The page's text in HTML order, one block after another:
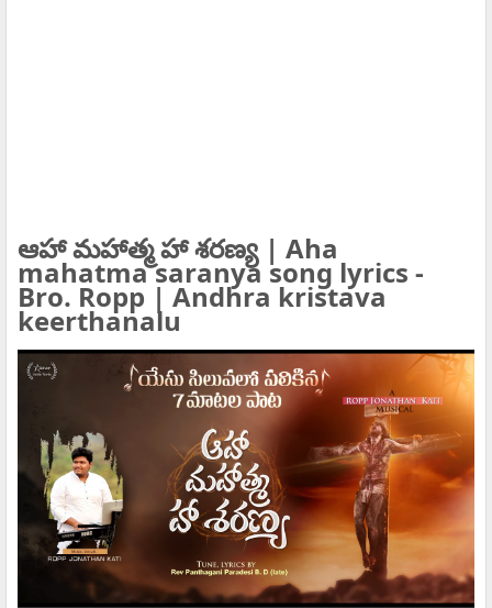
ఆహా మహాత్మ హా శరణ్య | Aha
mahatma saranya song lyrics -
Bro. Ropp | Andhra kristava
keerthanalu